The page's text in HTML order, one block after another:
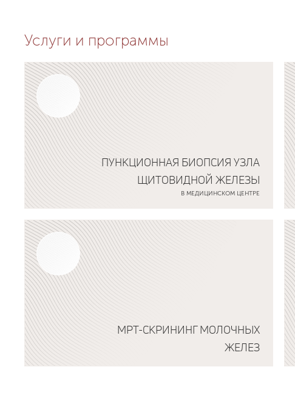
Услуги и программы
ПУНКЦИОННАЯ БИОПСИЯ УЗЛА
ЩИТОВИДНОЙ ЖЕЛЕЗЫ
В МЕДИЦИНСКОМ ЦЕНТРЕ
Подробнее о программе
МРТ-СКРИНИНГ МОЛОЧНЫХ
ЖЕЛЕЗ